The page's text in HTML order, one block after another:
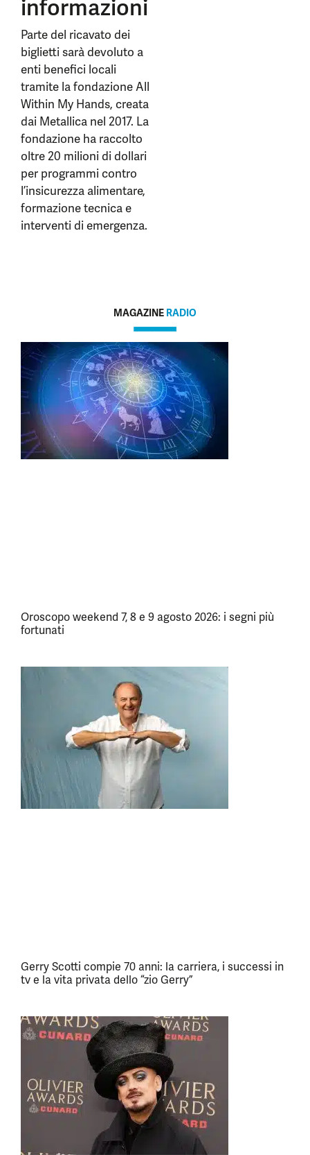
informazioni
Parte del ricavato dei
biglietti sarà devoluto a
enti benefici locali
tramite la fondazione All
Within My Hands, creata
dai Metallica nel 2017. La
fondazione ha raccolto
oltre 20 milioni di dollari
per programmi contro
l’insicurezza alimentare,
formazione tecnica e
interventi di emergenza.
MAGAZINE RADIO
Oroscopo weekend 7, 8 e 9 agosto 2026: i segni più
fortunati
Gerry Scotti compie 70 anni: la carriera, i successi in
tv e la vita privata dello “zio Gerry”